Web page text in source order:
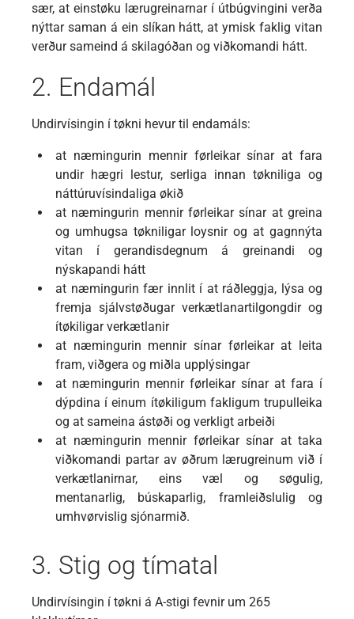
sær, at einstøku lærugreinarnar í útbúgvingini verða
nýttar saman á ein slíkan hátt, at ymisk faklig vitan
verður sameind á skilagóðan og viðkomandi hátt.
2. Endamál
Undirvísingin í tøkni hevur til endamáls:
at næmingurin mennir førleikar sínar at fara
undir hægri lestur, serliga innan tøkniliga og
náttúruvísindaliga økið
at næmingurin mennir førleikar sínar at greina
og umhugsa tøkniligar loysnir og at gagnnýta
vitan í gerandisdegnum á greinandi og
nýskapandi hátt
at næmingurin fær innlit í at ráðleggja, lýsa og
fremja sjálvstøðugar verkætlanartilgongdir og
ítøkiligar verkætlanir
at næmingurin mennir sínar førleikar at leita
fram, viðgera og miðla upplýsingar
at næmingurin mennir førleikar sínar at fara í
dýpdina í einum ítøkiligum fakligum trupulleika
og at sameina ástøði og verkligt arbeiði
at næmingurin mennir førleikar sínar at taka
viðkomandi partar av øðrum lærugreinum við í
verkætlanirnar, eins væl og søgulig,
mentanarlig, búskaparlig, framleiðslulig og
umhvørvislig sjónarmið.
3. Stig og tímatal
Undirvísingin í tøkni á A-stigi fevnir um 265